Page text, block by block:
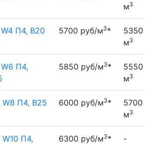
м3
W4 П4, В20 5700 руб/м3*
5350
м3
W6 П4,
5850 руб/м3*
5550
м3
W8 П4, В25 6000 руб/м3*
5700
м3
W10 П4,
6300 руб/м3* -